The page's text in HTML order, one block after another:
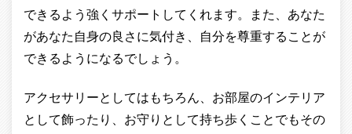
できるよう強くサポートしてくれます。また、あなた
があなた自身の良さに気付き、自分を尊重することが
できるようになるでしょう。
アクセサリーとしてはもちろん、お部屋のインテリア
として飾ったり、お守りとして持ち歩くことでもその